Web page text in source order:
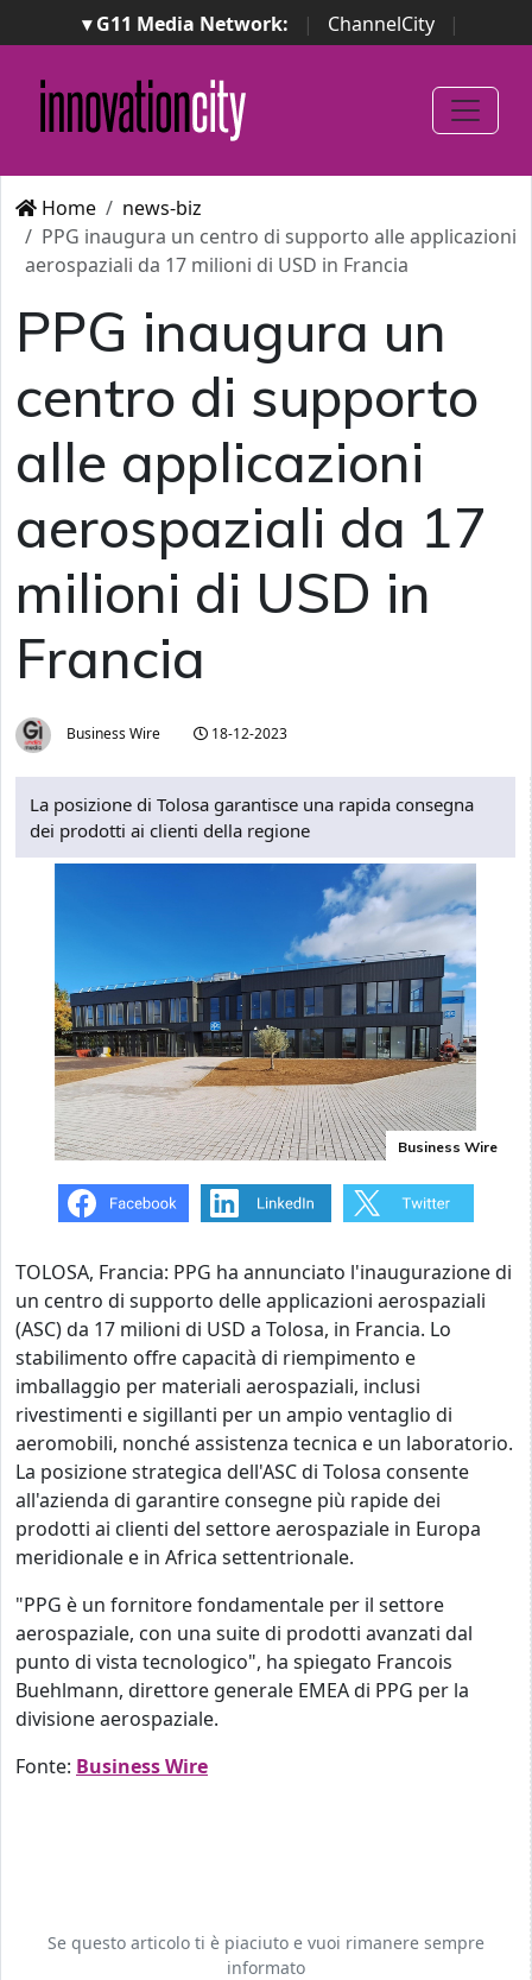
▾ G11 Media Network: | ChannelCity
|
ImpresaCity | SecurityOpenLab | Italian Channel
Awards
Italian Project Awards
Italian Security
Awards
Home
news-biz
PPG inaugura un centro di supporto alle applicazioni
aerospaziali da 17 milioni di USD in Francia
PPG inaugura un
centro di supporto
alle applicazioni
aerospaziali da 17
milioni di USD in
Francia
Business Wire 18-12-2023
La posizione di Tolosa garantisce una rapida consegna
dei prodotti ai clienti della regione
Business Wire
TOLOSA, Francia: PPG ha annunciato l'inaugurazione di
un centro di supporto delle applicazioni aerospaziali
(ASC) da 17 milioni di USD a Tolosa, in Francia. Lo
stabilimento offre capacità di riempimento e
imballaggio per materiali aerospaziali, inclusi
rivestimenti e sigillanti per un ampio ventaglio di
aeromobili, nonché assistenza tecnica e un laboratorio.
La posizione strategica dell'ASC di Tolosa consente
all'azienda di garantire consegne più rapide dei
prodotti ai clienti del settore aerospaziale in Europa
meridionale e in Africa settentrionale.
"PPG è un fornitore fondamentale per il settore
aerospaziale, con una suite di prodotti avanzati dal
punto di vista tecnologico", ha spiegato Francois
Buehlmann, direttore generale EMEA di PPG per la
divisione aerospaziale.
Fonte: Business Wire
Se questo articolo ti è piaciuto e vuoi rimanere sempre
informato